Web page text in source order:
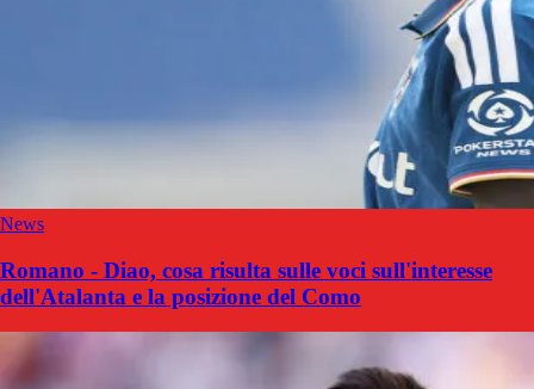
News
Romano - Diao, cosa risulta sulle voci sull'interesse
dell'Atalanta e la posizione del Como